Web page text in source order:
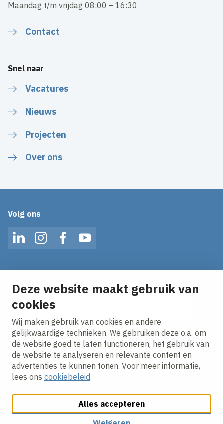
Deze website maakt gebruik van
cookies
Wij maken gebruik van cookies en andere
gelijkwaardige technieken. We gebruiken deze o.a. om
de website goed te laten functioneren, het gebruik van
de website te analyseren en relevante content en
advertenties te kunnen tonen. Voor meer informatie,
lees ons cookiebeleid.
Alles accepteren
Maandag t/m vrijdag 08:00 – 16:30
Contact
Snel naar
Vacatures
Nieuws
Projecten
Over ons
Volg ons
LinkedInInstagramFacebookYouTube
Ontvang onze nieuws alerts in je mailbox!
E-mailadres
Ik ga akkoord met hetprivacy statement.
Cookies aanpassenCookie beleidPrivacy policy
Algemene inkoopvoorwaarden